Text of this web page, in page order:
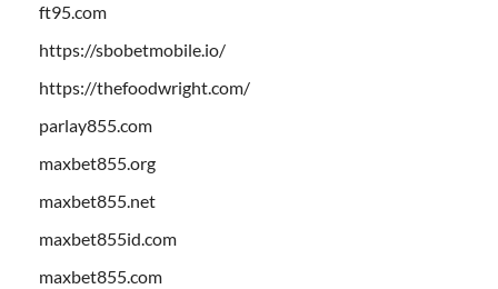
ft95.com
https://sbobetmobile.io/
https://thefoodwright.com/
parlay855.com
maxbet855.org
maxbet855.net
maxbet855id.com
maxbet855.com